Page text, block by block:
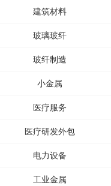
建筑材料
玻璃玻纤
玻纤制造
小金属
医疗服务
医疗研发外包
电力设备
工业金属